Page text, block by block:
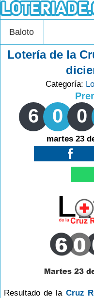
Baloto
Lotería de la
Categoría:
6 0 0
martes 23
Resultado de la Cruz